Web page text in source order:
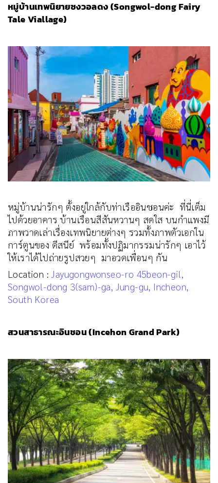
หมู่บ้านเทพนิยายซงวอลดง (Songwol-dong Fairy
Tale Viallage)
หมู่บ้านน่ารักๆ ตั้งอยู่ใกล้กับท่าเรืออินชอนค่ะ ที่นี่เต็ม
ไปด้วยอาคาร บ้านเรือนสีสันหวานๆ สดใส บนกำแพงมี
ภาพวาดเล่าเรื่องเทพนิยายต่างๆ รวมทั้งภาพตัวเอกใน
การ์ตูนของ ดีสนีย์ พร้อมทั้งปฏิมากรรมน่ารักๆ เอาไว้
ให้เราได้ไปถ่ายรูปสวยๆ มาอวดเพื่อนๆ กัน
Location : Jayugongwonseo-ro 45beon-gil,
Songwol-dong 3(sam)-ga, Jung-gu, Incheon,
South Korea
สวนสาธารณะอินชอน (Incehon Grand Park)